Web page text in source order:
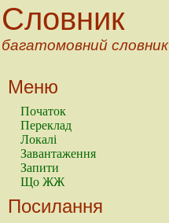
Словник
багатомовний словник
Меню
Початок
Переклад
Локалі
Завантаження
Запити
Що ЖЖ
Посилання